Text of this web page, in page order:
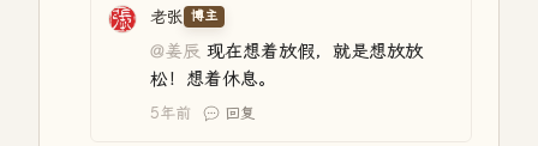
老张 博主
@姜辰 现在想着放假，就是想放放
松！想着休息。
5年前 回复